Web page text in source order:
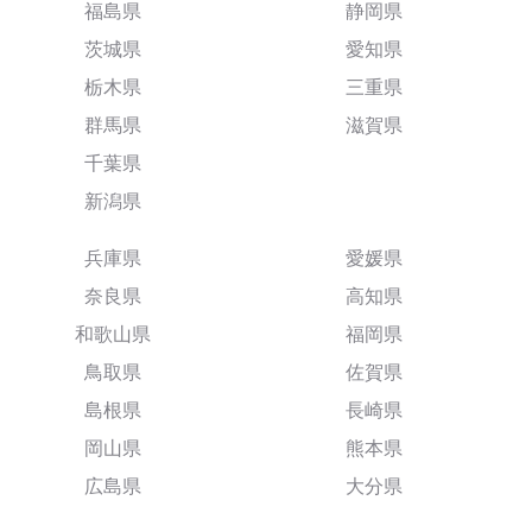
福島県
茨城県
栃木県
群馬県
千葉県
新潟県
静岡県
愛知県
三重県
滋賀県
兵庫県
奈良県
和歌山県
鳥取県
島根県
岡山県
広島県
愛媛県
高知県
福岡県
佐賀県
長崎県
熊本県
大分県